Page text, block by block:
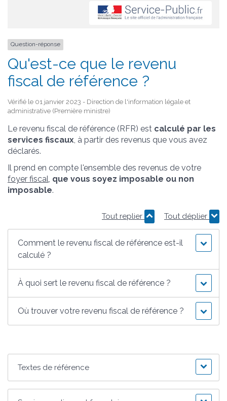
Question-réponse
Qu'est-ce que le revenu
fiscal de référence ?
Vérifié le 01 janvier 2023 - Direction de l'information légale et
administrative (Première ministre)
Le revenu fiscal de référence (RFR) est calculé par les
services fiscaux , à partir des revenus que vous avez
déclarés.
Il prend en compte l'ensemble des revenus de votre
foyer fiscal, que vous soyez imposable ou non
imposable.
Tout replier Tout déplier
Comment le revenu fiscal de référence est-il
calculé ?
À quoi sert le revenu fiscal de référence ?
Où trouver votre revenu fiscal de référence ?
Textes de référence